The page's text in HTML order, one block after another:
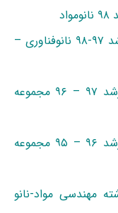
دانلود سوالات آزمون کارشناسی ارشد ۹۷-۹۸ نانوفناوری –
دانلود سوالات آزمون کارشناسی ارشد ۹۷ – ۹۶ مجموعه
دانلود سوالات آزمون کارشناسی ارشد ۹۶ – ۹۵ مجموعه
مهندسی مواد-نانو